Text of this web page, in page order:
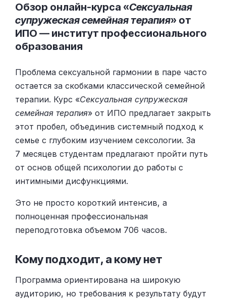
Обзор онлайн-курса «Сексуальная
супружеская семейная терапия» от
ИПО — институт профессионального
образования
Проблема сексуальной гармонии в паре часто
остается за скобками классической семейной
терапии. Курс «Сексуальная супружеская
семейная терапия» от ИПО предлагает закрыть
этот пробел, объединив системный подход к
семье с глубоким изучением сексологии. За
7 месяцев студентам предлагают пройти путь
от основ общей психологии до работы с
интимными дисфункциями.
Это не просто короткий интенсив, а
полноценная профессиональная
переподготовка объемом 706 часов.
Кому подходит, а кому нет
Программа ориентирована на широкую
аудиторию, но требования к результату будут